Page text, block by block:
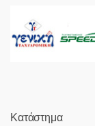
Κατάστημα